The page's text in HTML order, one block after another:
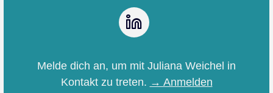
Melde dich an, um mit Juliana Weichel in
Kontakt zu treten. → Anmelden